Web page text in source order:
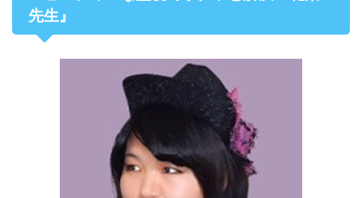
先生』